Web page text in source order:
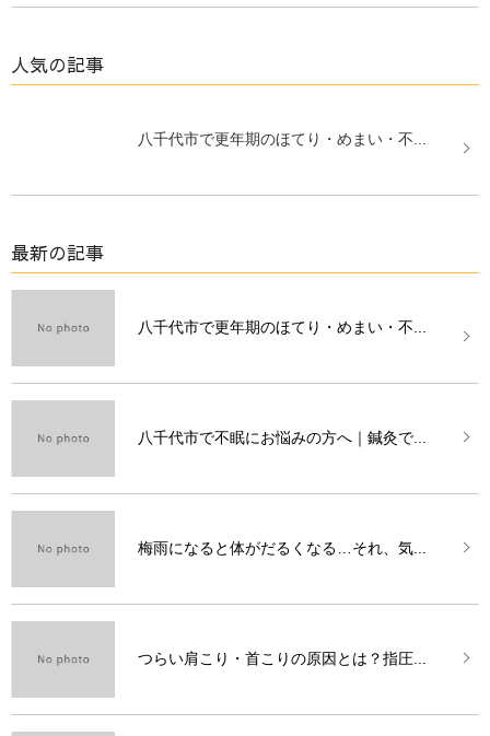
人気の記事
八千代市で更年期のほてり・めまい・不...
最新の記事
八千代市で更年期のほてり・めまい・不...
八千代市で不眠にお悩みの方へ｜鍼灸で...
梅雨になると体がだるくなる…それ、気...
つらい肩こり・首こりの原因とは？指圧...